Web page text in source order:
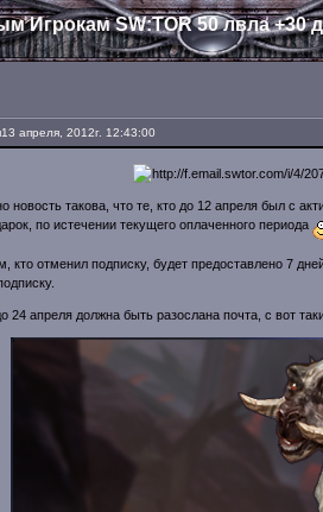
Игрокам SW:TOR 50 лвла +30
13 апреля, 2012г. 12:43:00
новость такова, что те, кто до 12 апреля был с
по истечении текущего оплаченного периода
кто отменил подписку, будет предоставлено 7
24 апреля должна быть разослана почта, с вот